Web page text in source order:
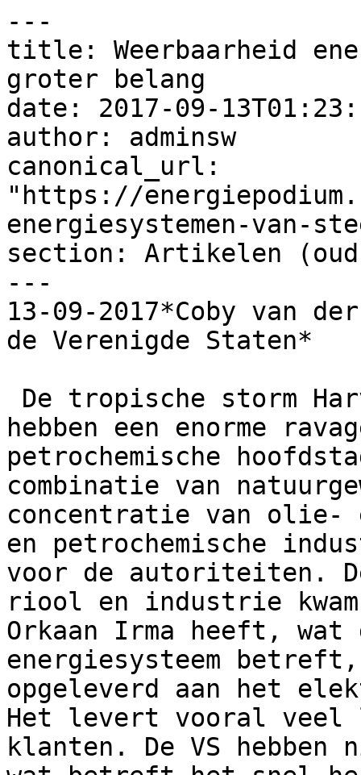
---
title: Weerbaarheid
groter belang
date: 2017-09-
author: adminsw
canonical_url:
"https://
energiesystemen-van-
section: Artikelen
---
13-09-2017*Coby van
de Verenigde Staten*
hebben een enorme
petrochemische
combinatie van
concentratie van olie-
en petrochemische
voor de autoriteiten.
riool en industrie kwam
Orkaan Irma heeft, wat
energiesysteem
opgeleverd aan het
Het levert vooral veel
klanten. De VS